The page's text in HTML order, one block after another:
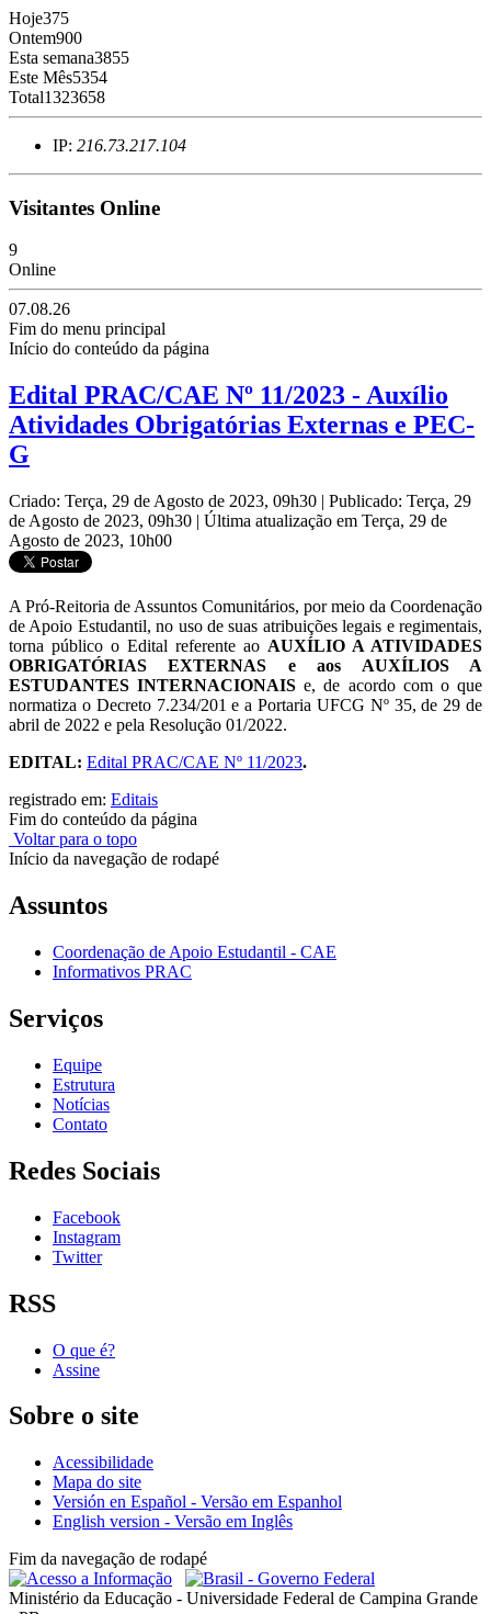
Hoje375
Ontem900
Esta semana3855
Este Mês5354
Total1323658
IP: 216.73.217.104
Visitantes Online
9
Online
07.08.26
Fim do menu principal
Início do conteúdo da página
Edital PRAC/CAE Nº 11/2023 - Auxílio
Atividades Obrigatórias Externas e PEC-
G
Criado: Terça, 29 de Agosto de 2023, 09h30 | Publicado: Terça, 29
de Agosto de 2023, 09h30 | Última atualização em Terça, 29 de
Agosto de 2023, 10h00
A Pró-Reitoria de Assuntos Comunitários, por meio da Coordenação
de Apoio Estudantil, no uso de suas atribuições legais e regimentais,
torna público o Edital referente ao AUXÍLIO A ATIVIDADES
OBRIGATÓRIAS EXTERNAS e aos AUXÍLIOS A
ESTUDANTES INTERNACIONAIS e, de acordo com o que
normatiza o Decreto 7.234/201 e a Portaria UFCG Nº 35, de 29 de
abril de 2022 e pela Resolução 01/2022.
EDITAL: Edital PRAC/CAE Nº 11/2023.
registrado em: Editais
Fim do conteúdo da página
Voltar para o topo
Início da navegação de rodapé
Assuntos
Coordenação de Apoio Estudantil - CAE
Informativos PRAC
Serviços
Equipe
Estrutura
Notícias
Contato
Redes Sociais
Facebook
Instagram
Twitter
RSS
O que é?
Assine
Sobre o site
Acessibilidade
Mapa do site
Versión en Español - Versão em Espanhol
English version - Versão em Inglês
Fim da navegação de rodapé
Ministério da Educação - Universidade Federal de Campina Grande